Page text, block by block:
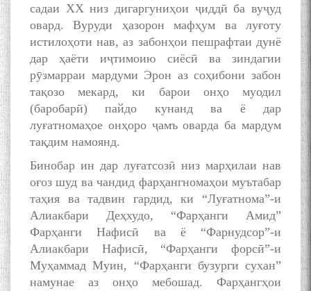
садаи XX низ дигаргуниҳои ҷиддӣ ба вуҷуд
овард. Вуруди ҳазорон мафҳум ва луғоту
истилоҳоти нав, аз забонҳои пешрафтаи дунё
дар ҳаёти иҷтимоию сиёсӣ ва зиндагии
рӯзмарраи мардуми Эрон аз соҳибони забон
тақозо мекард, ки барои онҳо муодил
(баробарӣ) пайдо кунанд ва ё дар
луғатномаҳое онҳоро ҷамъ оварда ба мардум
тақдим намоянд.
Бинобар ин дар луғатсозӣ низ марҳилаи нав
оғоз шуд ва чандид фарҳангномаҳои муътабар
таҳия ва тадвин гардид, ки “Луғатнома”-и
Алиакбари Деҳхудо, “Фарҳанги Амид”
Фарҳанги Нафисӣ ва ё “Фарнудсор”-и
Алиакбари Нафисӣ, “Фарҳанги форсӣ”-и
Муҳаммад Муин, “Фарҳанги бузурги сухан”
намунае аз онҳо мебошад. Фарҳангҳои